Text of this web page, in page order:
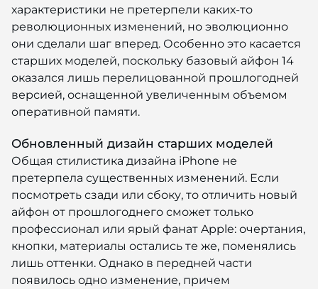
характеристики не претерпели каких-то
революционных изменений, но эволюционно
они сделали шаг вперед. Особенно это касается
старших моделей, поскольку базовый айфон 14
оказался лишь перелицованной прошлогодней
версией, оснащенной увеличенным объемом
оперативной памяти.
Обновленный дизайн старших моделей
Общая стилистика дизайна iPhone не
претерпела существенных изменений. Если
посмотреть сзади или сбоку, то отличить новый
айфон от прошлогоднего сможет только
профессионал или ярый фанат Apple: очертания,
кнопки, материалы остались те же, поменялись
лишь оттенки. Однако в передней части
появилось одно изменение, причем